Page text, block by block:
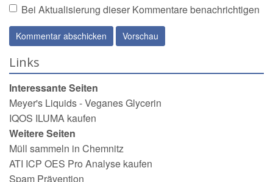
Bei Aktualisierung dieser Kommentare benachrichtigen
Links
Interessante Seiten
Meyer's Liquids - Veganes Glycerin
IQOS ILUMA kaufen
Weitere Seiten
Müll sammeln in Chemnitz
ATI ICP OES Pro Analyse kaufen
Spam Prävention